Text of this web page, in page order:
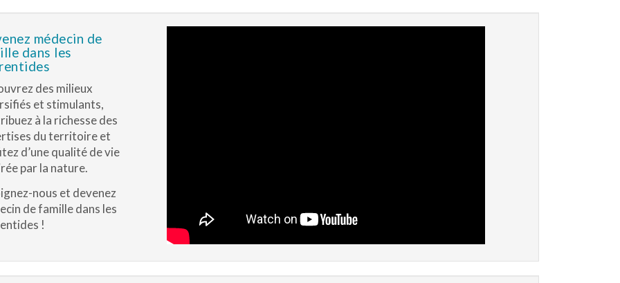
médecin de
dans les
des milieux
et stimulants,
à la richesse des
du territoire et
d’une qualité de vie
par la nature.
nous et devenez
de famille dans les
!